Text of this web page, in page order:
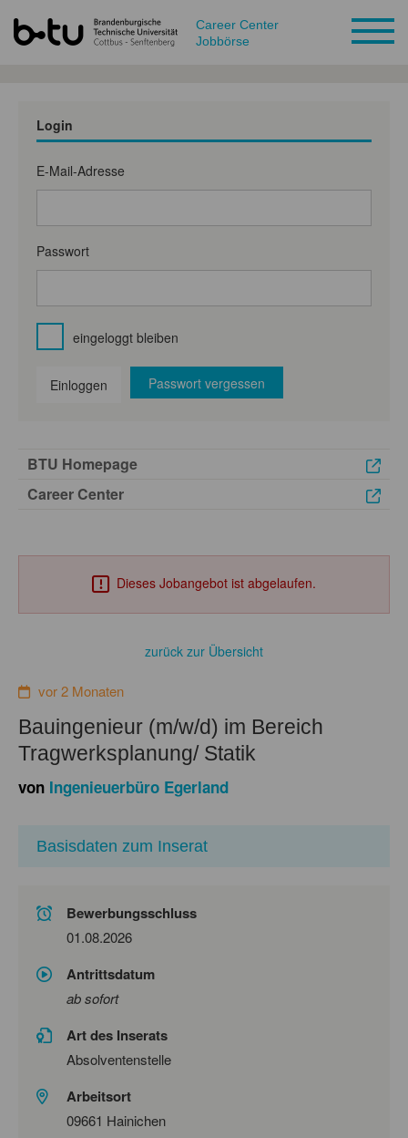
Career Center
Jobbörse
Login
E-Mail-Adresse
Passwort
eingeloggt bleiben
Einloggen Passwort vergessen
BTU Homepage
Career Center
Dieses Jobangebot ist abgelaufen.
zurück zur Übersicht
vor 2 Monaten
Bauingenieur (m/w/d) im Bereich
Tragwerksplanung/ Statik
von Ingenieuerbüro Egerland
Basisdaten zum Inserat
Bewerbungsschluss
01.08.2026
Antrittsdatum
ab sofort
Art des Inserats
Absolventenstelle
Arbeitsort
09661 Hainichen